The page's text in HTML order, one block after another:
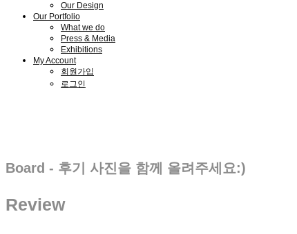
Our Design
Our Portfolio
What we do
Press & Media
Exhibitions
My Account
회원가입
로그인
Board - 후기 사진을 함께 올려주세요:)
Review